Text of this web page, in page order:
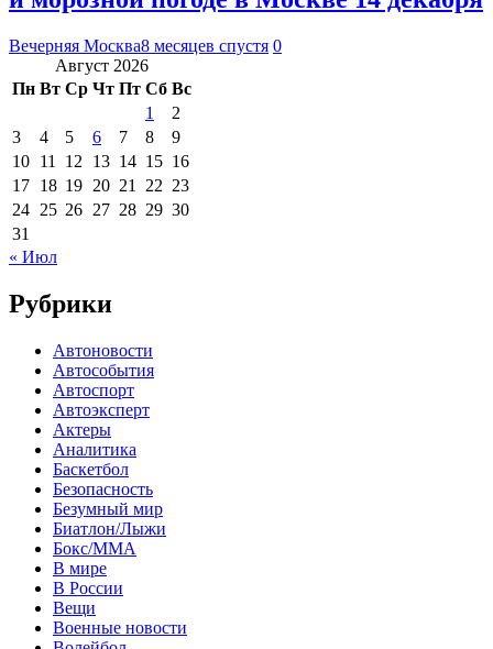
Вечерняя Москва8 месяцев спустя 0
Август 2026
Пн Вт Ср Чт Пт Сб Вс
1
2
3
4 5 6 7 8
9
10 11 12 13 14 15 16
17 18 19 20 21 22 23
24 25 26 27 28 29 30
31
« Июл
Рубрики
Автоновости
Автособытия
Автоспорт
Автоэксперт
Актеры
Аналитика
Баскетбол
Безопасность
Безумный мир
Биатлон/Лыжи
Бокс/MMA
В мире
В России
Вещи
Военные новости